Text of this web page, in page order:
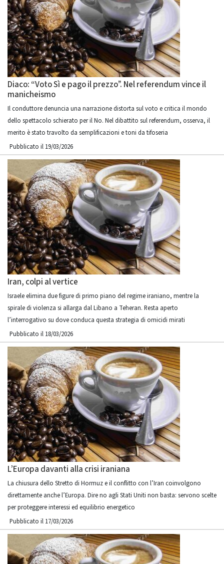
Diaco: “Voto Sì e pago il prezzo”. Nel referendum vince il
manicheismo
Il conduttore denuncia una narrazione distorta sul voto e critica il mondo
dello spettacolo schierato per il No. Nel dibattito sul referendum, osserva, il
merito è stato travolto da semplificazioni e toni da tifoseria
Pubblicato il 19/03/2026
Iran, colpi al vertice
Israele elimina due figure di primo piano del regime iraniano, mentre la
spirale di violenza si allarga dal Libano a Teheran. Resta aperto
l’interrogativo su dove conduca questa strategia di omicidi mirati
Pubblicato il 18/03/2026
L’Europa davanti alla crisi iraniana
La chiusura dello Stretto di Hormuz e il conflitto con l’Iran coinvolgono
direttamente anche l’Europa. Dire no agli Stati Uniti non basta: servono scelte
per proteggere interessi ed equilibrio energetico
Pubblicato il 17/03/2026